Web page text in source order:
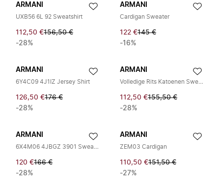
ARMANI
UXB56 6L 92 Sweatshirt
112,50 €156,50 €
-28%
ARMANI
Cardigan Sweater
122 €145 €
-16%
ARMANI
6Y4C09 4J1IZ Jersey Shirt
126,50 €176 €
-28%
ARMANI
Volledige Rits Katoenen Sweatshirt
112,50 €155,50 €
-28%
ARMANI
6X4M06 4JBGZ 3901 Sweatshirt
120 €166 €
-28%
ARMANI
ZEM03 Cardigan
110,50 €151,50 €
-27%